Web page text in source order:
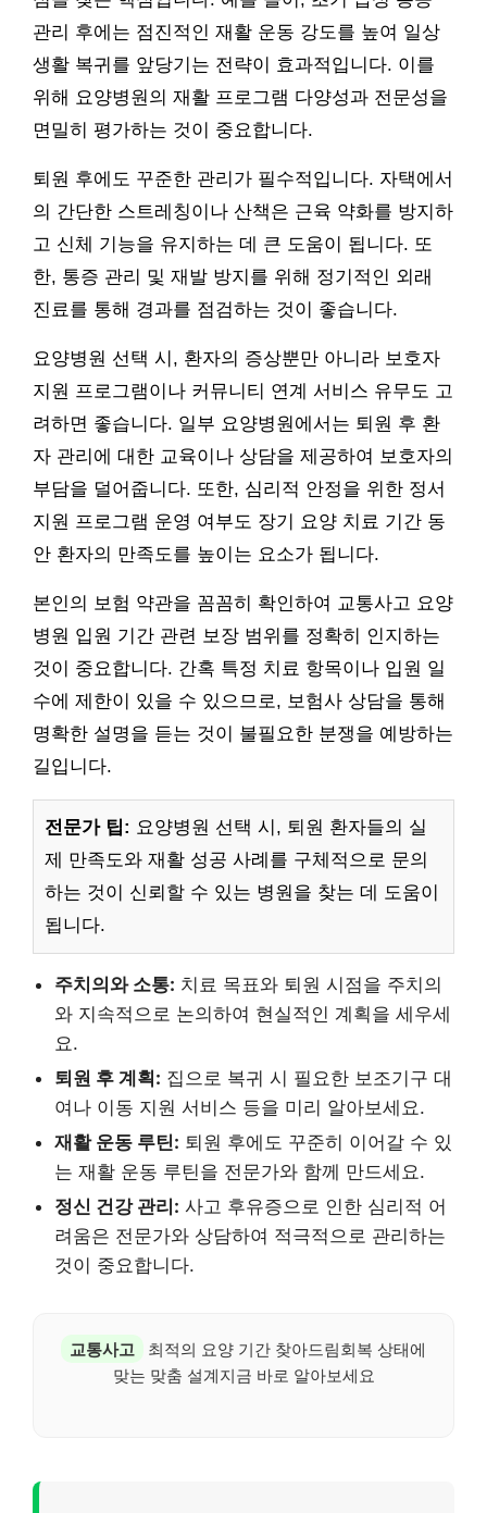
관리 후에는 점진적인 재활 운동 강도를 높여 일상
생활 복귀를 앞당기는 전략이 효과적입니다. 이를
위해 요양병원의 재활 프로그램 다양성과 전문성을
면밀히 평가하는 것이 중요합니다.
퇴원 후에도 꾸준한 관리가 필수적입니다. 자택에서
의 간단한 스트레칭이나 산책은 근육 약화를 방지하
고 신체 기능을 유지하는 데 큰 도움이 됩니다. 또
한, 통증 관리 및 재발 방지를 위해 정기적인 외래
진료를 통해 경과를 점검하는 것이 좋습니다.
요양병원 선택 시, 환자의 증상뿐만 아니라 보호자
지원 프로그램이나 커뮤니티 연계 서비스 유무도 고
려하면 좋습니다. 일부 요양병원에서는 퇴원 후 환
자 관리에 대한 교육이나 상담을 제공하여 보호자의
부담을 덜어줍니다. 또한, 심리적 안정을 위한 정서
지원 프로그램 운영 여부도 장기 요양 치료 기간 동
안 환자의 만족도를 높이는 요소가 됩니다.
본인의 보험 약관을 꼼꼼히 확인하여 교통사고 요양
병원 입원 기간 관련 보장 범위를 정확히 인지하는
것이 중요합니다. 간혹 특정 치료 항목이나 입원 일
수에 제한이 있을 수 있으므로, 보험사 상담을 통해
명확한 설명을 듣는 것이 불필요한 분쟁을 예방하는
길입니다.
전문가 팁: 요양병원 선택 시, 퇴원 환자들의 실
제 만족도와 재활 성공 사례를 구체적으로 문의
하는 것이 신뢰할 수 있는 병원을 찾는 데 도움이
됩니다.
주치의와 소통: 치료 목표와 퇴원 시점을 주치의
와 지속적으로 논의하여 현실적인 계획을 세우세
요.
퇴원 후 계획: 집으로 복귀 시 필요한 보조기구 대
여나 이동 지원 서비스 등을 미리 알아보세요.
재활 운동 루틴: 퇴원 후에도 꾸준히 이어갈 수 있
는 재활 운동 루틴을 전문가와 함께 만드세요.
정신 건강 관리: 사고 후유증으로 인한 심리적 어
려움은 전문가와 상담하여 적극적으로 관리하는
것이 중요합니다.
교통사고
최적의 요양 기간 찾아드림회복 상태에
맞는 맞춤 설계지금 바로 알아보세요